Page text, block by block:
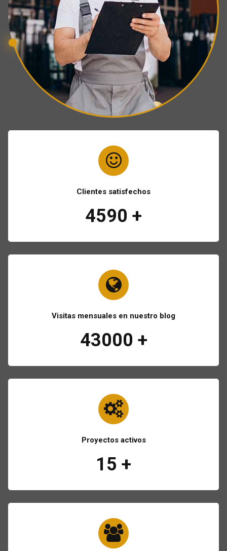
Clientes satisfechos
4590 +
Visitas mensuales en nuestro blog
43000 +
Proyectos activos
15 +